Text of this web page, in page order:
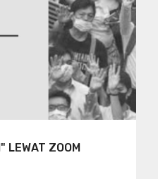
LEWAT ZOOM